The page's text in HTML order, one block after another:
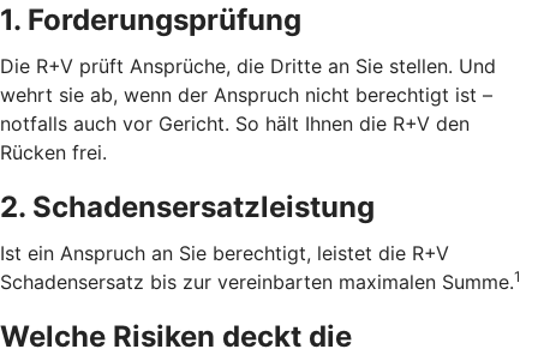
1. Forderungsprüfung
Die R+V prüft Ansprüche, die Dritte an Sie stellen. Und
wehrt sie ab, wenn der Anspruch nicht berechtigt ist –
notfalls auch vor Gericht. So hält Ihnen die R+V den
Rücken frei.
2. Schadensersatzleistung
Ist ein Anspruch an Sie berechtigt, leistet die R+V
Schadensersatz bis zur vereinbarten maximalen Summe.1
Welche Risiken deckt die